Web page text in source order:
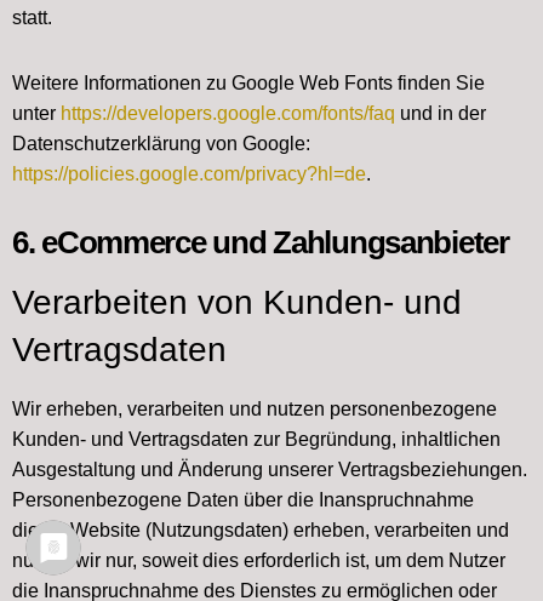
statt.
Weitere Informationen zu Google Web Fonts finden Sie
unter https://developers.google.com/fonts/faq und in der
Datenschutzerklärung von Google:
https://policies.google.com/privacy?hl=de.
6. eCommerce und Zahlungs­anbieter
Verarbeiten von Kunden- und
Vertragsdaten
Wir erheben, verarbeiten und nutzen personenbezogene
Kunden- und Vertragsdaten zur Begründung, inhaltlichen
Ausgestaltung und Änderung unserer Vertragsbeziehungen.
Personenbezogene Daten über die Inanspruchnahme
dieser Website (Nutzungsdaten) erheben, verarbeiten und
nutzen wir nur, soweit dies erforderlich ist, um dem Nutzer
die Inanspruchnahme des Dienstes zu ermöglichen oder